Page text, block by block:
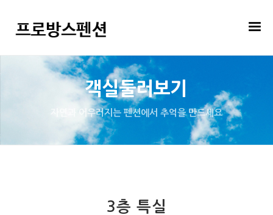
객실둘러보기
자연과 어우러지는 펜션에서 추억을 만드세요
3층 특실